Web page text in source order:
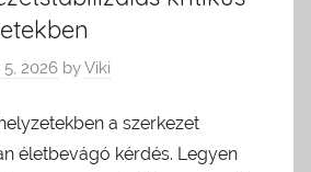
2026 byViki
a szerkezet
életbevágó kérdés. Legyen